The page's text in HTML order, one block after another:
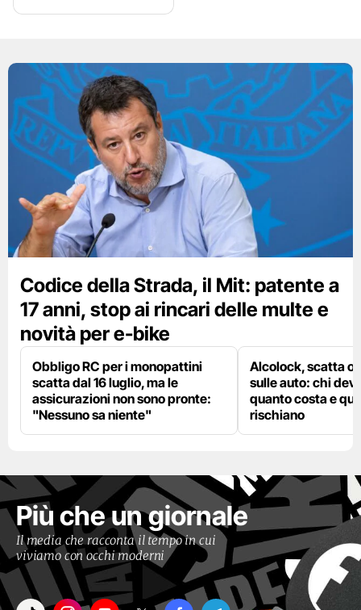
Codice della Strada, il Mit: patente a
17 anni, stop ai rincari delle multe e
novità per e-bike
Obbligo RC per i monopattini
scatta dal 16 luglio, ma le
assicurazioni non sono pronte:
"Nessuno sa niente"
Alcolock, scatta
sulle auto: chi
quanto costa e
rischiano
Più che un giornale
Il media che racconta il tempo in cui
viviamo con occhi moderni